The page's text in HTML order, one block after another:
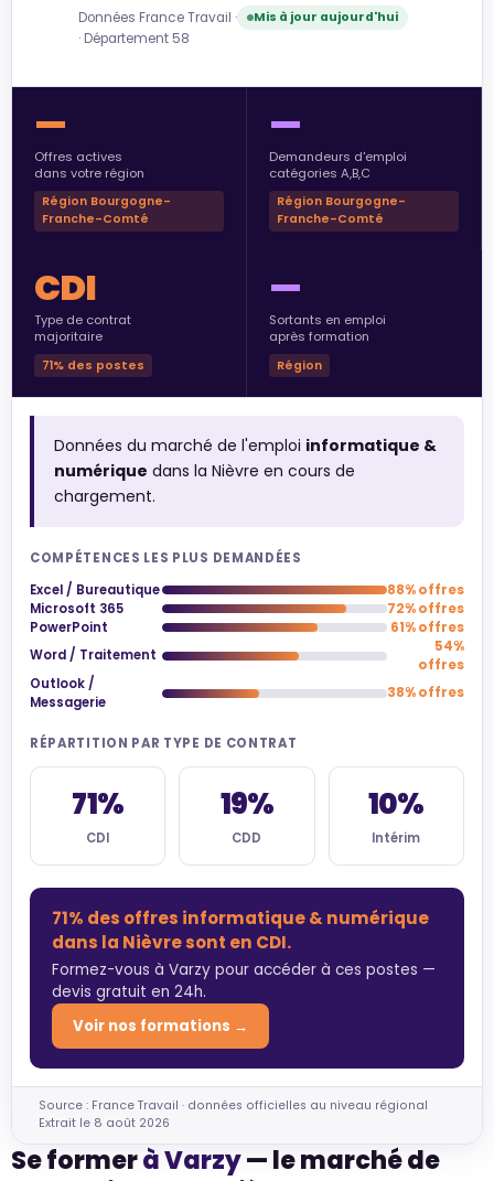
Données France Travail · Mis à jour aujourd'hui
· Département 58
—
Offres actives
dans votre région
Région Bourgogne-
Franche-Comté
—
Demandeurs d'emploi
catégories A,B,C
Région Bourgogne-
Franche-Comté
CDI
Type de contrat
majoritaire
71% des postes
—
Sortants en emploi
après formation
Région
Données du marché de l'emploi informatique &
numérique dans la Nièvre en cours de
chargement.
COMPÉTENCES LES PLUS DEMANDÉES
Excel / Bureautique
88% offres
Microsoft 365
72% offres
PowerPoint
61% offres
Word / Traitement
54%
offres
Outlook /
Messagerie
38% offres
RÉPARTITION PAR TYPE DE CONTRAT
71%
CDI
19%
CDD
10%
Intérim
71% des offres informatique & numérique
dans la Nièvre sont en CDI.
Formez-vous à Varzy pour accéder à ces postes —
devis gratuit en 24h.
Voir nos formations →
Source : France Travail · données officielles au niveau régional
Extrait le 8 août 2026
Se formerà Varzy— le marché de